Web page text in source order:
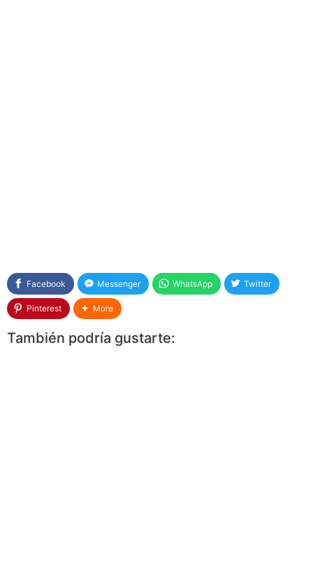
Facebook Messenger WhatsApp Twitter
Pinterest More
También podría gustarte: